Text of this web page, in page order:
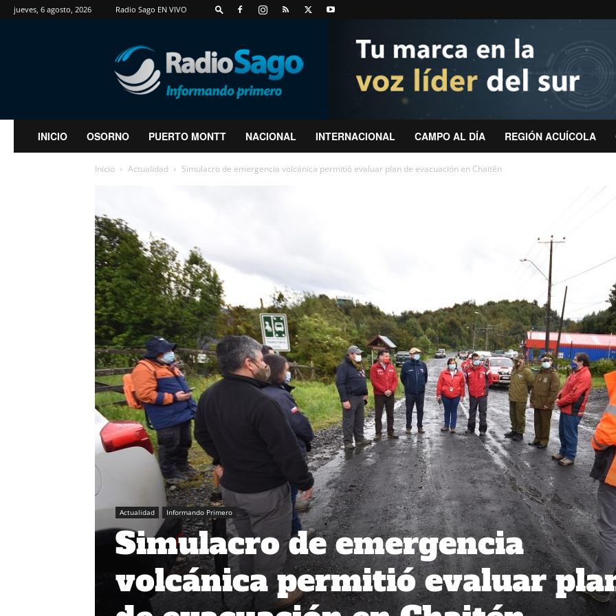
jueves, 6 agosto, 2026 Radio Sago EN VIVO
RadioSago
INICIO OSORNO PUERTO MONTT NACIONAL INTERNACIONAL CAMPO AL DÍA REGIÓN ACUÍCOLA
Inicio Actualidad Simulacro de emergencia volcánica permitió evaluar plan de evacuación en Chaitén
Actualidad Informando Primero
Simulacro de emergencia
volcánica permitió evaluar